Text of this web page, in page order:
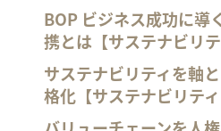
BOP ビジネス成功に導
携とは【サステナビリテ
サステナビリティを軸
格化【サステナビリティ